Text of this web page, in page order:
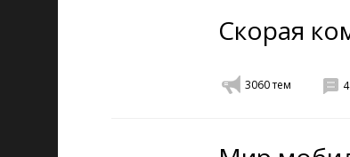
Скорая
3060тем 4